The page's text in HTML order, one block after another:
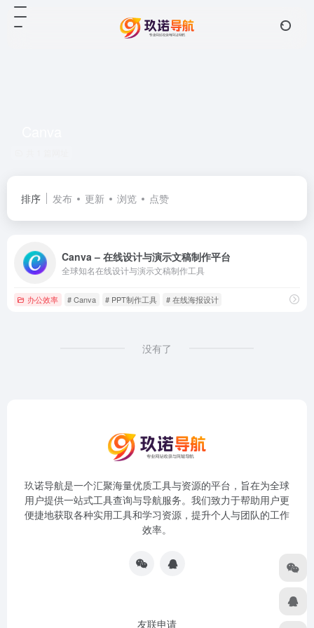
排序 发布 更新 浏览 点赞
Canva – 在线设计与演示文稿制作平台
全球知名在线设计与演示文稿制作工具
办公效率 # Canva # PPT制作工具 # 在线海报设计
没有了
玖诺导航是一个汇聚海量优质工具与资源的平台，旨在为全球
用户提供一站式工具查询与导航服务。我们致力于帮助用户更
便捷地获取各种实用工具和学习资源，提升个人与团队的工作
效率。
友联申请